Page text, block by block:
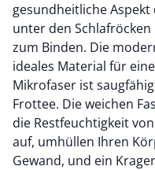
gesundheitliche
unter den
zum Binden. Die
ideales Material für
Mikrofaser ist
Frottee. Die weichen
die Restfeuchtigkeit
auf, umhüllen Ihren
Gewand, und ein